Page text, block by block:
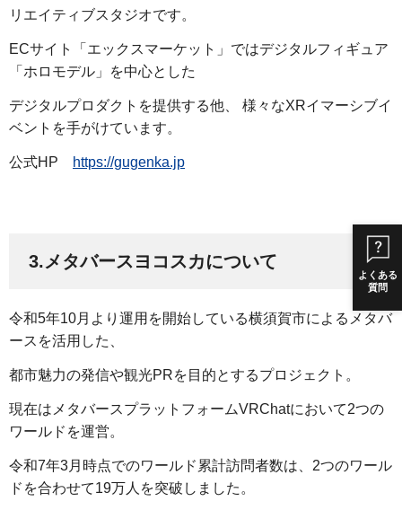
よくある
質問
リエイティブスタジオです。
ECサイト「エックスマーケット」ではデジタルフィギュア
「ホロモデル」を中心とした
デジタルプロダクトを提供する他、 様々なXRイマーシブイ
ベントを手がけています。
公式HP https://gugenka.jp
3.メタバースヨコスカについて
令和5年10月より運用を開始している横須賀市によるメタバ
ースを活用した、
都市魅力の発信や観光PRを目的とするプロジェクト。
現在はメタバースプラットフォームVRChatにおいて2つの
ワールドを運営。
令和7年3月時点でのワールド累計訪問者数は、2つのワール
ドを合わせて19万人を突破しました。